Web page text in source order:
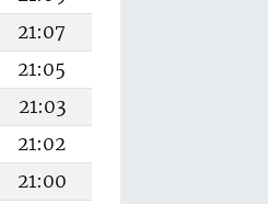
21:07
21:05
21:03
21:02
21:00